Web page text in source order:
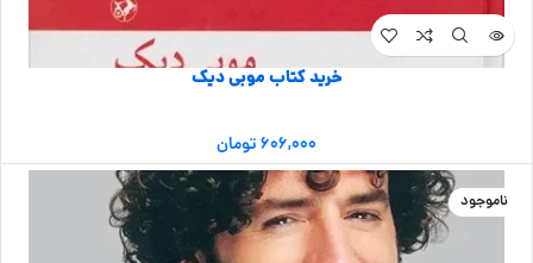
خرید کتاب موبی دیک
۶۰۶,۰۰۰تومان
ناموجود